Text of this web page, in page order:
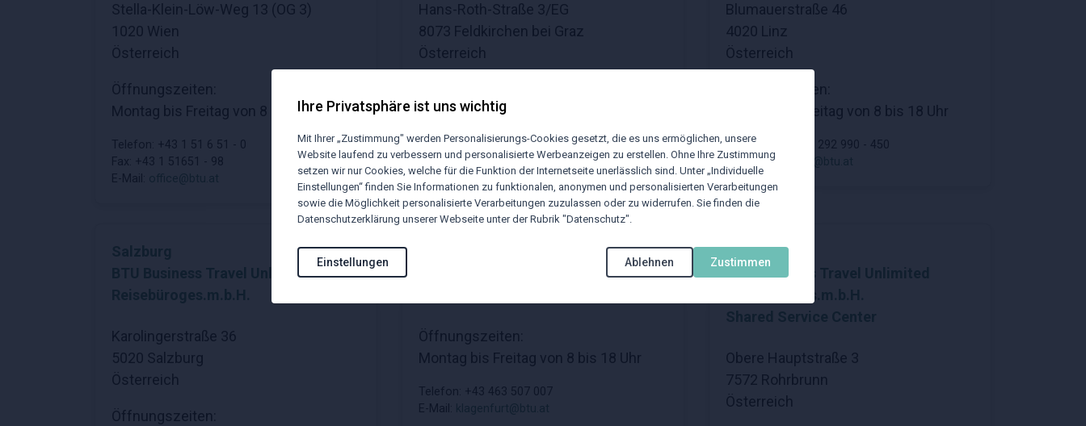
Stella-Klein-Löw-Weg 13 (OG 3)
1020 Wien
Österreich
Öffnungszeiten:
Montag bis Freitag von 8 bis 18 Uhr
Telefon: +43 1 51 6 51 - 0
Fax: +43 1 51651 - 98
E-Mail:
Hans-Roth-Straße 3/EG
8073 Feldkirchen bei Graz
Österreich
Montag bis Freitag von 8 bis 18 Uhr
Telefon: +43 316 40 64 29
E-Mail:office.graz@btu.at
Blumauerstraße 46
4020 Linz
Österreich
Öffnungszeiten:
Montag bis Freitag von 8 bis 18 Uhr
Telefon: +43 732 292 990 - 450
E-Mail:office.linz@btu.at
BTU Business Travel Unlimited
Karolingerstraße 36
5020 Salzburg
Österreich
Öffnungszeiten:
BTU Business Travel Unlimited
Öffnungszeiten:
Montag bis Freitag von 8 bis 18 Uhr
Telefon: +43 463 507 007
E-Mail:
Rohrbrunn
BTU Business Travel Unlimited
Obere Hauptstraße 3
7572 Rohrbrunn
Österreich
Ihre Privatsphäre ist uns wichtig
Mit Ihrer „Zustimmung" werden Personalisierungs-Cookies gesetzt, die es uns ermöglichen, unsere
Website laufend zu verbessern und personalisierte Werbeanzeigen zu erstellen. Ohne Ihre Zustimmung
setzen wir nur Cookies, welche für die Funktion der Internetseite unerlässlich sind. Unter „Individuelle
Einstellungen“ finden Sie Informationen zu funktionalen, anonymen und personalisierten Verarbeitungen
sowie die Möglichkeit personalisierte Verarbeitungen zuzulassen oder zu widerrufen. Sie finden die
Datenschutzerklärung unserer Webseite unter der Rubrik "Datenschutz".
Einstellungen Ablehnen Zustimmen